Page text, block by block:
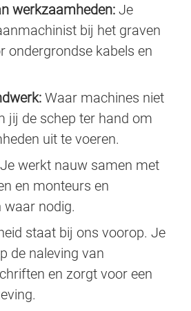
werkzaamheden: Je
bij het graven
ondergrondse kabels en
Waar machines niet
jij de schep ter hand om
uit te voeren.
Je werkt nauw samen met
en monteurs en
waar nodig.
staat bij ons voorop. Je
de naleving van
en zorgt voor een